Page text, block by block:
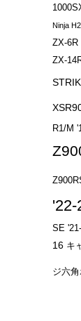
Ninja
ZX-6R
ZX-
R1/M
'22-
SE
16 キ
ジ六角